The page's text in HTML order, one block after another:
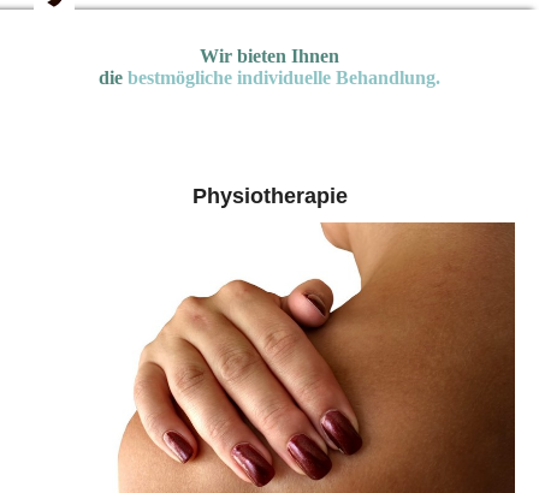
Wir bieten Ihnen
die bestmögliche individuelle Behandlung.
Physiotherapie